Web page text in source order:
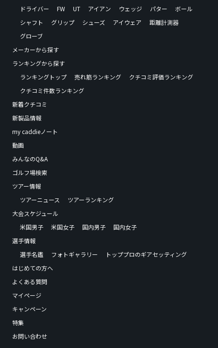
ドライバー
FW UT アイアン ウェッジ パター
ボール
シャフト
グリップ シューズ アイウェア
距離計測器
グローブ
メーカーから探す
ランキングから探す
ランキングトップ
売れ筋ランキング
クチコミ評価ランキング
クチコミ件数ランキング
新着クチコミ
新製品情報
my caddieノート
動画
みんなのQ&A
ゴルフ場検索
ツアー情報
ツアーニュース
ツアーランキング
大会スケジュール
米国男子
米国女子 国内男子
国内女子
選手情報
選手名鑑
フォトギャラリー
トッププロのギアセッティング
はじめての方へ
よくある質問
マイページ
キャンペーン
特集
お問い合わせ